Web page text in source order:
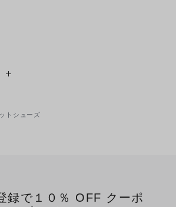
トシューズ
録で１０％ OFF クーポ